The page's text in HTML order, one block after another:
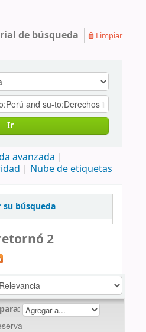
de búsqueda Limpiar
Ir
avanzada
Nube de etiquetas
su búsqueda
2